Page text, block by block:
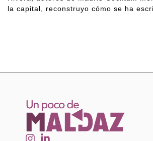
la capital, reconstruyo cómo se ha